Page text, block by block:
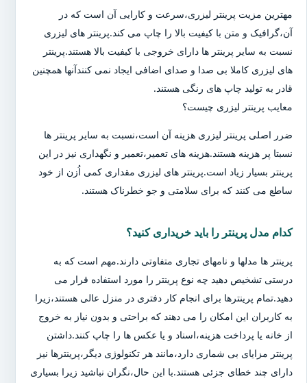
مهترین مزیت پرینتر لیزری،سرعت و کارایی آن است که در
آن،گرافیک و متن با کیفیت بالا را چاپ می کند.پرینتر های لیزری
نسبت به سایر پرینتر ها دارای خروجی با کیفیت بالا هستند.پرینتر
های لیزری کاملا بی صدا و صدای اضافی ایجاد نمی کنندآنها همچنین
قادر به تولید چاپ های رنگی هستند.
معایب پرینتر لیزری چیست؟
ضرر اصلی پرینتر لیزری هزینه آن است،نسبت به سایر پرینتر ها
نسبتا پر هزینه هستند.هزینه های تعمیر،تعمیر و نگهداری نیز در این
پرینتر بسیار زیاد است.پرینتر های لیزری مقداری کمی اُزن از خود
ساطع می کنند که برای سلامتی و جو خطرناک هستند.
کدام مدل پرینتر را باید خریداری کنید؟
پرینتر ها مدلها و نامهای تجاری متفاوتی دارند.مهم است که به
درستی تشخیص دهید چه نوع پرینتر را مورد استفاده قرار می
دهید.تمام پرینترها برای انجام کار دفتری در منزل عالی هستند،زیرا
به کاربران این امکان را می دهند که براحتی و بدون نیاز به خروج
از خانه یا پرداخت هزینه،اسناد و یا عکس ها را چاپ کنند.داشتن
پرینتر مزایای بی شماری دارد،مانند هر تکنولوژی دیگر،پرینترها نیز
دارای چند خطای جزئی هستند.با این حال،نگران نباشید زیرا بسیاری